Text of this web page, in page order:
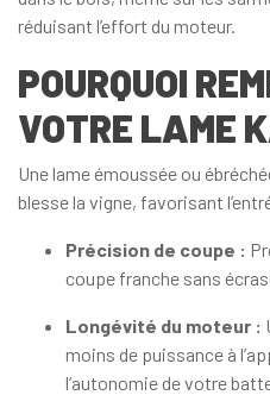
réduisant l’effort du moteur.
POURQUOI
VOTRE LAME
Une lame émoussée ou
blesse la vigne, favorisant
Précision de coupe :
coupe franche sans
Longévité du moteur :
moins de puissance à
l’autonomie de votre